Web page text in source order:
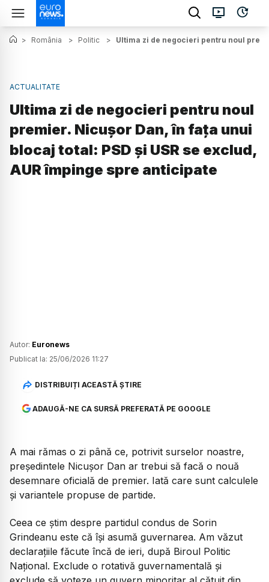
> România > Politic > Ultima zi de negocieri pentru noul
ACTUALITATE
Ultima zi de negocieri pentru noul
premier. Nicușor Dan, în fața unui
blocaj total: PSD și USR se exclud,
AUR împinge spre anticipate
Autor: Euronews
Publicat la: 25/06/2026 11:27
DISTRIBUIȚI ACEASTĂ ȘTIRE
ADAUGĂ-NE CA SURSĂ PREFERATĂ PE GOOGLE
A mai rămas o zi până ce, potrivit surselor noastre,
președintele Nicușor Dan ar trebui să facă o nouă
desemnare oficială de premier. Iată care sunt calculele
și variantele propuse de partide.
Ceea ce știm despre partidul condus de Sorin
Grindeanu este că își asumă guvernarea. Am văzut
declarațiile făcute încă de ieri, după Biroul Politic
Național. Exclude o rotativă guvernamentală și